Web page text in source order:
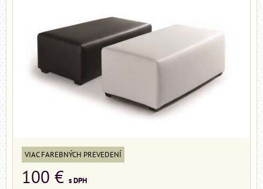
VIAC FAREBNÝCH PREVEDENÍ
100 € s DPH